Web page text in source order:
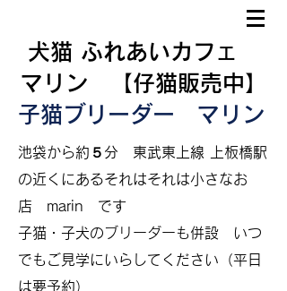
犬猫 ふれあいカフェ
マリン 【仔猫販売中】
子猫ブリーダー マリン
​池袋から約５分 東武東上線 上板橋駅
の近くにあるそれはそれは小さなお
店 marin です
​子猫・子犬のブリーダーも併設 いつ
でもご見学にいらしてください（平日
は要予約）